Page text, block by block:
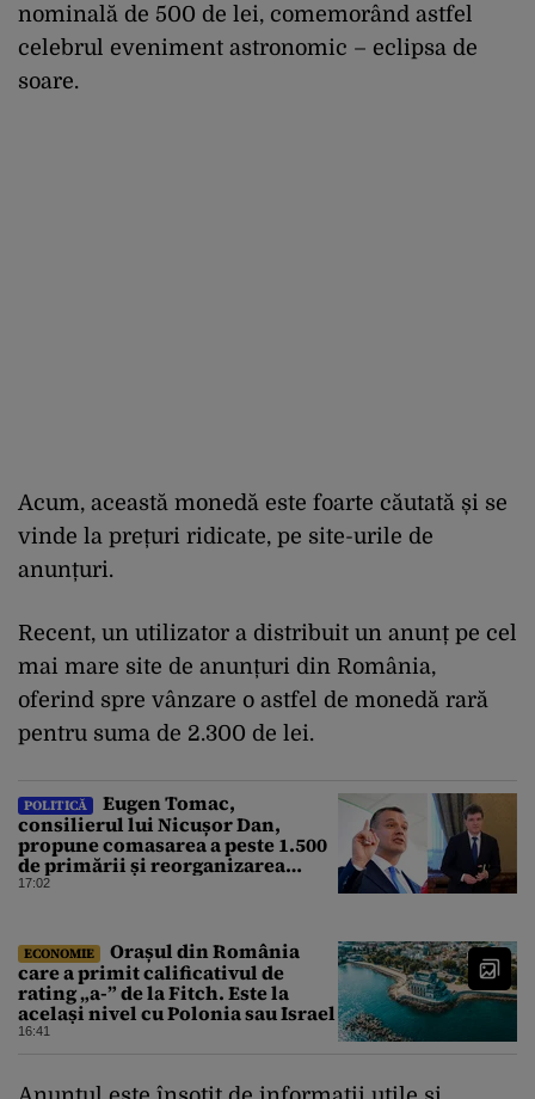
nominală de 500 de lei, comemorând astfel
celebrul eveniment astronomic – eclipsa de
soare.
Acum, această monedă este foarte căutată și se
vinde la prețuri ridicate, pe site-urile de
anunțuri.
Recent, un utilizator a distribuit un anunț pe cel
mai mare site de anunțuri din România,
oferind spre vânzare o astfel de monedă rară
pentru suma de 2.300 de lei.
POLITICĂ
Eugen Tomac,
consilierul lui Nicușor Dan,
propune comasarea a peste 1.500
de primării și reorganizarea
administrativă a județelor
17:02
ECONOMIE
Orașul din România
care a primit calificativul de
rating „a-” de la Fitch. Este la
același nivel cu Polonia sau Israel
16:41